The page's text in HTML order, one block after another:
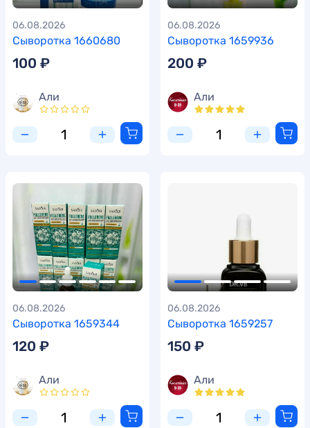
Сыворотка 1660680
06.08.2026
100 ₽
Али
Сыворотка 1659936
06.08.2026
200 ₽
Али
Сыворотка 1659344
06.08.2026
120 ₽
Али
Сыворотка 1659257
06.08.2026
150 ₽
Али